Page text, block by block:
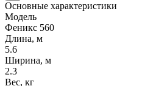
Основные характеристики
Модель
Феникс 560
Длина, м
5.6
Ширина, м
2.3
Вес, кг